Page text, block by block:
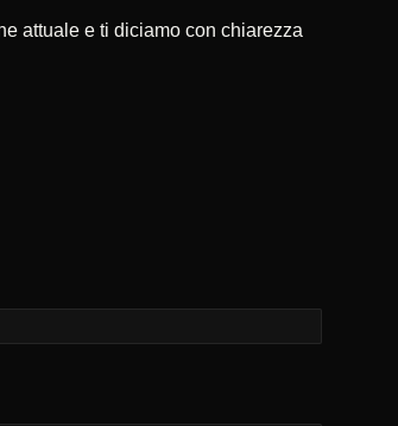
attuale e ti diciamo con chiarezza